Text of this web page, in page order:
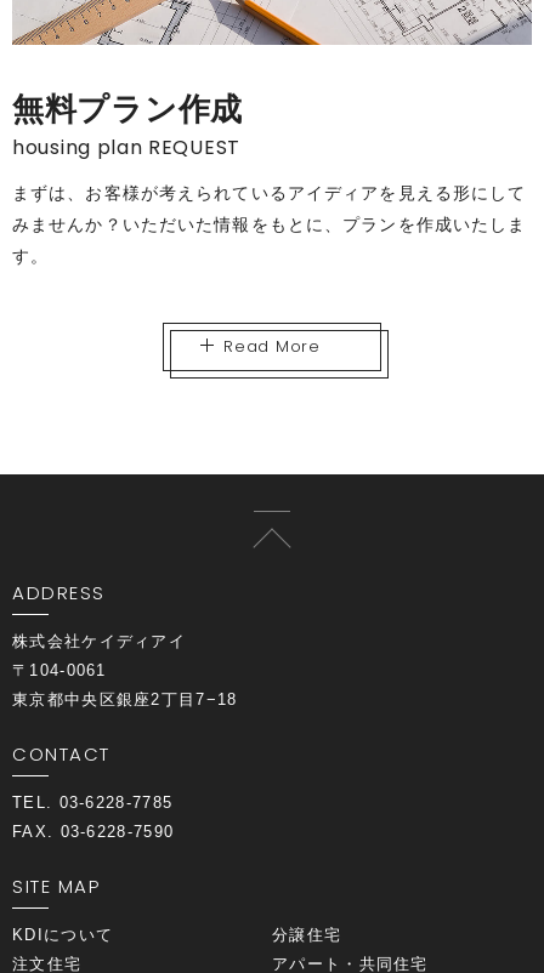
無料プラン作成
housing plan REQUEST
まずは、お客様が考えられているアイディアを見える形にして
みませんか？いただいた情報をもとに、プランを作成いたしま
す。
Read More
ADDRESS
株式会社ケイディアイ
〒104-0061
東京都中央区銀座2丁目7−18
CONTACT
TEL. 03-6228-7785
FAX. 03-6228-7590
SITE MAP
KDIについて
分譲住宅
注文住宅
アパート・共同住宅